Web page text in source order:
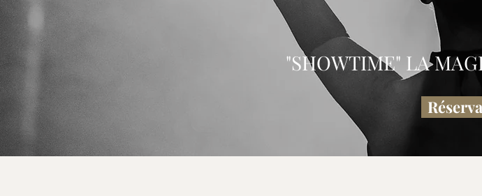
"SHOWTIME" LA